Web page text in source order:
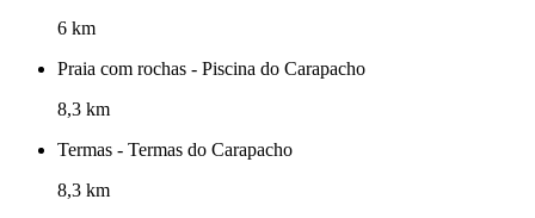
6 km
Praia com rochas - Piscina do Carapacho
8,3 km
Termas - Termas do Carapacho
8,3 km